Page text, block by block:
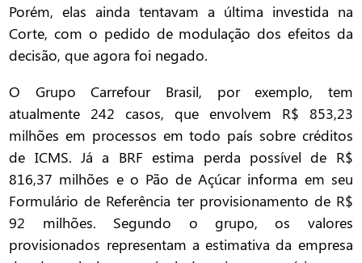
Porém, elas ainda tentavam a última investida na
Corte, com o pedido de modulação dos efeitos da
decisão, que agora foi negado.
O Grupo Carrefour Brasil, por exemplo, tem
atualmente 242 casos, que envolvem R$ 853,23
milhões em processos em todo país sobre créditos
de ICMS. Já a BRF estima perda possível de R$
816,37 milhões e o Pão de Açúcar informa em seu
Formulário de Referência ter provisionamento de R$
92 milhões. Segundo o grupo, os valores
provisionados representam a estimativa da empresa